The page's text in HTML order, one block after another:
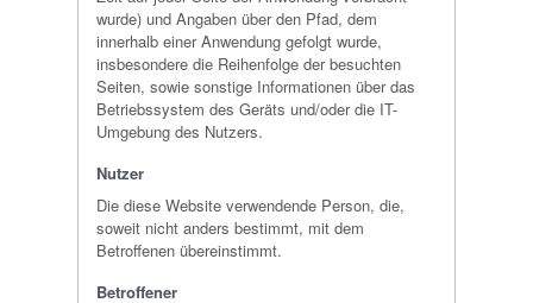
wurde) und Angaben über den Pfad, dem
innerhalb einer Anwendung gefolgt wurde,
insbesondere die Reihenfolge der besuchten
Seiten, sowie sonstige Informationen über das
Betriebssystem des Geräts und/oder die IT-
Umgebung des Nutzers.
Nutzer
Die diese Website verwendende Person, die,
soweit nicht anders bestimmt, mit dem
Betroffenen übereinstimmt.
Betroffener